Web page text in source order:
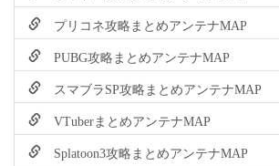
プリコネ攻略まとめアンテナMAP
PUBG攻略まとめアンテナMAP
スマブラSP攻略まとめアンテナMAP
VTuberまとめアンテナMAP
Splatoon3攻略まとめアンテナMAP